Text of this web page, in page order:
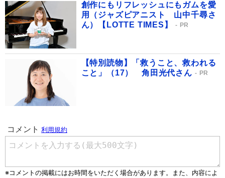
創作にもリフレッシュにもガムを愛
用（ジャズピアニスト 山中千尋さ
ん）【LOTTE TIMES】
PR
【特別読物】「救うこと、救われる
こと」（17） 角田光代さん
PR